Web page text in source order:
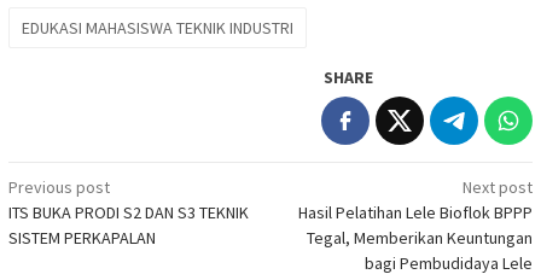
EDUKASI MAHASISWA TEKNIK INDUSTRI
SHARE
Post
navigation
Previous post
ITS BUKA PRODI S2 DAN S3 TEKNIK
SISTEM PERKAPALAN
Next post
Hasil Pelatihan Lele Bioflok BPPP
Tegal, Memberikan Keuntungan
bagi Pembudidaya Lele